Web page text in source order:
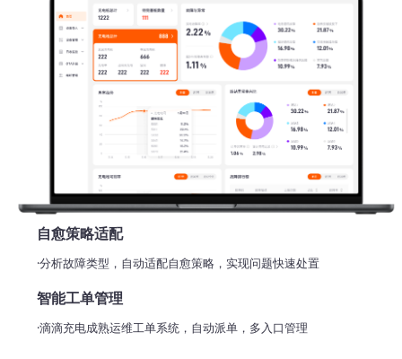
自愈策略适配
·分析故障类型，自动适配自愈策略，实现问题快速处置
智能工单管理
·滴滴充电成熟运维工单系统，自动派单，多入口管理